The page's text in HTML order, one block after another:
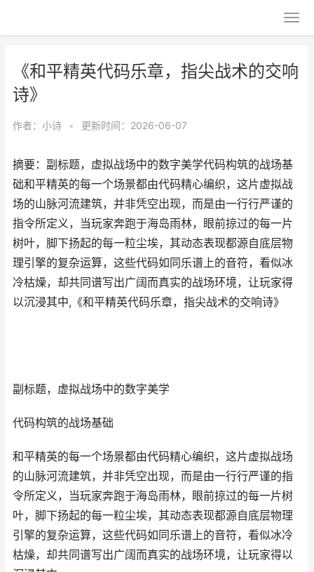
《和平精英代码乐章，指尖战术的交响
诗》
作者： 小诗 • 更新时间：2026-06-07
摘要：副标题，虚拟战场中的数字美学代码构筑的战场基
础和平精英的每一个场景都由代码精心编织，这片虚拟战
场的山脉河流建筑，并非凭空出现，而是由一行行严谨的
指令所定义，当玩家奔跑于海岛雨林，眼前掠过的每一片
树叶，脚下扬起的每一粒尘埃，其动态表现都源自底层物
理引擎的复杂运算，这些代码如同乐谱上的音符，看似冰
冷枯燥，却共同谱写出广阔而真实的战场环境，让玩家得
以沉浸其中,《和平精英代码乐章，指尖战术的交响诗》
副标题，虚拟战场中的数字美学
代码构筑的战场基础
和平精英的每一个场景都由代码精心编织，这片虚拟战场
的山脉河流建筑，并非凭空出现，而是由一行行严谨的指
令所定义，当玩家奔跑于海岛雨林，眼前掠过的每一片树
叶，脚下扬起的每一粒尘埃，其动态表现都源自底层物理
引擎的复杂运算，这些代码如同乐谱上的音符，看似冰冷
枯燥，却共同谱写出广阔而真实的战场环境，让玩家得以